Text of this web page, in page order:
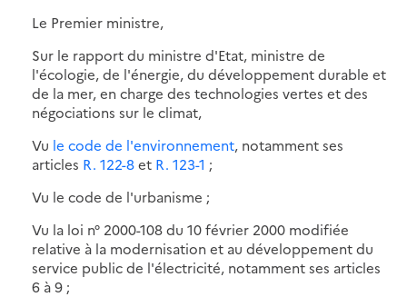
Le Premier ministre,
Sur le rapport du ministre d'Etat, ministre de
l'écologie, de l'énergie, du développement durable et
de la mer, en charge des technologies vertes et des
négociations sur le climat,
Vu le code de l'environnement, notamment ses
articles R. 122-8et R. 123-1 ;
Vu le code de l'urbanisme ;
Vu la loi n° 2000-108 du 10 février 2000 modifiée
relative à la modernisation et au développement du
service public de l'électricité, notamment ses articles
6 à 9 ;